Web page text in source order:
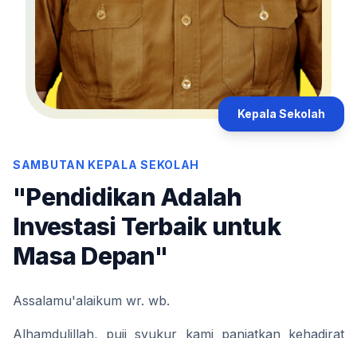
Kepala Sekolah
SAMBUTAN KEPALA SEKOLAH
"Pendidikan Adalah
Investasi Terbaik untuk
Masa Depan"
Assalamu'alaikum wr. wb.
Alhamdulillah, puji syukur kami panjatkan kehadirat